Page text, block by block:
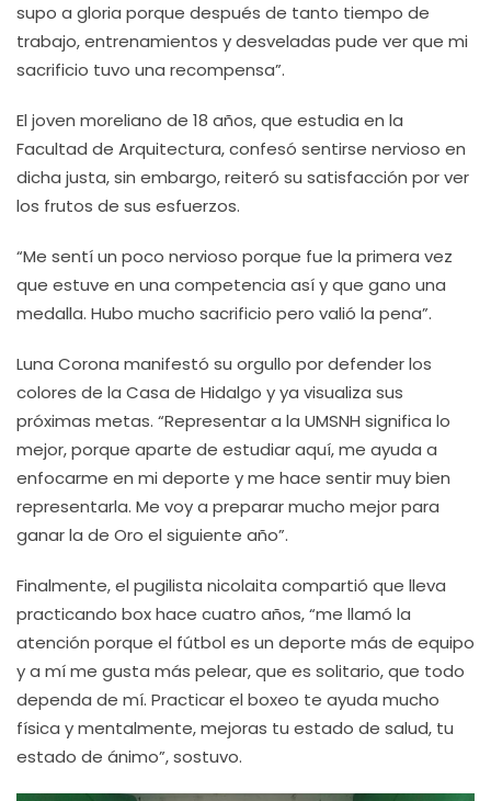
supo a gloria porque después de tanto tiempo de
trabajo, entrenamientos y desveladas pude ver que mi
sacrificio tuvo una recompensa”.
El joven moreliano de 18 años, que estudia en la
Facultad de Arquitectura, confesó sentirse nervioso en
dicha justa, sin embargo, reiteró su satisfacción por ver
los frutos de sus esfuerzos.
“Me sentí un poco nervioso porque fue la primera vez
que estuve en una competencia así y que gano una
medalla. Hubo mucho sacrificio pero valió la pena”.
Luna Corona manifestó su orgullo por defender los
colores de la Casa de Hidalgo y ya visualiza sus
próximas metas. “Representar a la UMSNH significa lo
mejor, porque aparte de estudiar aquí, me ayuda a
enfocarme en mi deporte y me hace sentir muy bien
representarla. Me voy a preparar mucho mejor para
ganar la de Oro el siguiente año”.
Finalmente, el pugilista nicolaita compartió que lleva
practicando box hace cuatro años, “me llamó la
atención porque el fútbol es un deporte más de equipo
y a mí me gusta más pelear, que es solitario, que todo
dependa de mí. Practicar el boxeo te ayuda mucho
física y mentalmente, mejoras tu estado de salud, tu
estado de ánimo”, sostuvo.